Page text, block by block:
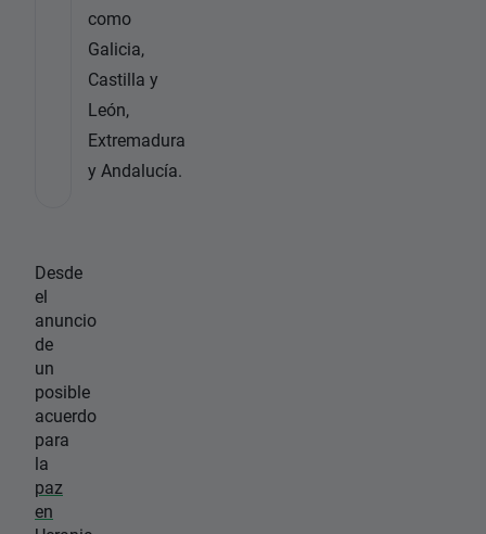
como
Galicia,
Castilla y
León,
Extremadura
y Andalucía.
Desde
el
anuncio
de
un
posible
acuerdo
para
la
paz
en